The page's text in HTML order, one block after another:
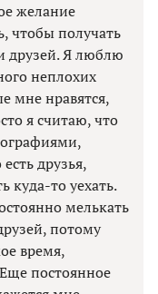
желание
чтобы получать
друзей. Я люблю
неплохих
мне нравятся,
я считаю, что
друзья,
куда-то уехать.
мелькать
потому
время,
постоянное